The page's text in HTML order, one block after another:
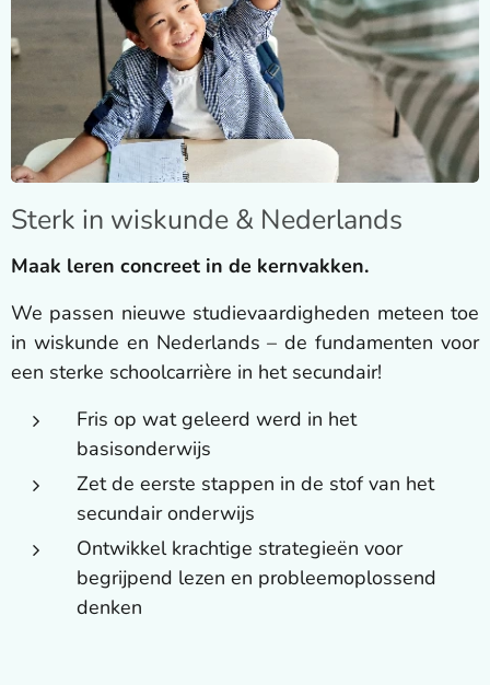
Sterk in wiskunde & Nederlands
Maak leren concreet in de kernvakken.
We passen nieuwe studievaardigheden meteen toe
in wiskunde en Nederlands – de fundamenten voor
een sterke schoolcarrière in het secundair!
Fris op wat geleerd werd in het
basisonderwijs
Zet de eerste stappen in de stof van het
secundair onderwijs
Ontwikkel krachtige strategieën voor
begrijpend lezen en probleemoplossend
denken